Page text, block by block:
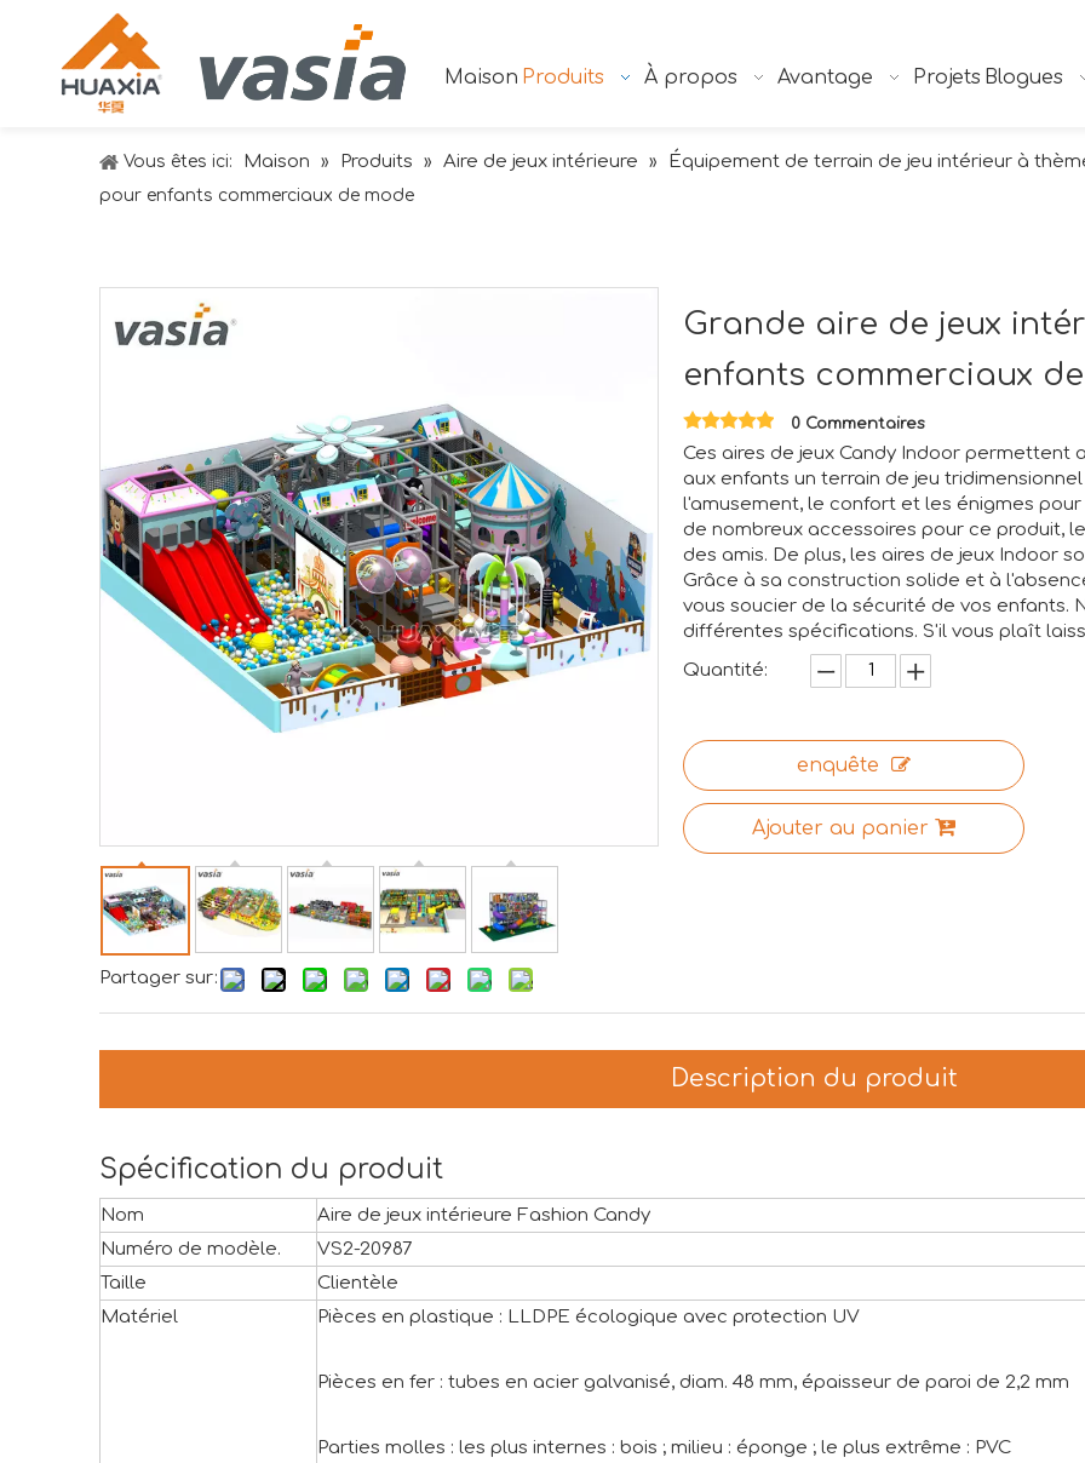
Maison Produits À propos Avantage Projets Blogues
Vous êtes ici: Maison » Produits » Aire de jeux intérieure » Équipement de terrain de jeu intérieur à
pour enfants commerciaux de mode
Partager sur:
Grande aire de jeux
enfants commerciaux
0 Commentaires
Ces aires de jeux Candy Indoor permettent
aux enfants un terrain de jeu
l'amusement, le confort et les énigmes
de nombreux accessoires pour ce produit,
des amis. De plus, les aires de jeux Indoor
Grâce à sa construction solide et à
vous soucier de la sécurité de vos enfants.
différentes spécifications. S'il vous plaît
Quantité:
enquête
Ajouter au panier
Description du produit
Spécification du produit
Nom
Aire de jeux intérieure Fashion Candy
Numéro de modèle.
VS2-20987
Taille
Clientèle
Matériel
Pièces en plastique : LLDPE écologique avec protection UV
Pièces en fer : tubes en acier galvanisé, diam. 48 mm, épaisseur de paroi de 2,2 mm
Parties molles : les plus internes : bois ; milieu : éponge ; le plus extrême : PVC